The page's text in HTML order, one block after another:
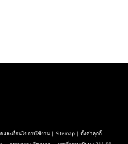
ละเงื่อนไขการใช้งาน |Sitemap| ตั้งค่าคุกกี้